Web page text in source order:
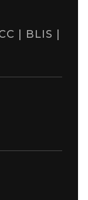
| BLIS |